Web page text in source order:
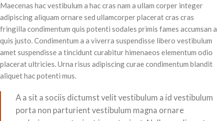
Maecenas hac vestibulum a hac cras nam a ullam corper integer
adipiscing aliquam ornare sed ullamcorper placerat cras cras
fringilla condimentum quis potenti sodales primis fames accumsan a
quis justo. Condimentum a a viverra suspendisse libero vestibulum
amet suspendisse a tincidunt curabitur himenaeos elementum odio
placerat ultricies. Urna risus adipiscing curae condimentum blandit
aliquet hac potenti mus.
A a sit a sociis dictumst velit vestibulum a id vestibulum
porta non parturient vestibulum magna ornare